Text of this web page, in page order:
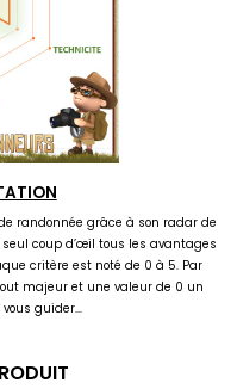
randonnée grâce à son radar de
coup d’œil tous les avantages
critère est noté de 0 à 5. Par
majeur et une valeur de 0 un
guider...